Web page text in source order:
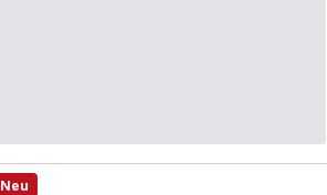
Neu